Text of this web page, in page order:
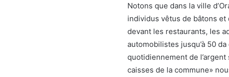
Notons que dans la ville
individus vêtus de bâtons
devant les restaurants, les
automobilistes jusqu’à 50
quotidiennement de l’argent
caisses de la commune»